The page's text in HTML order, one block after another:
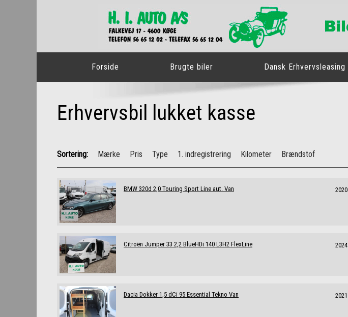
Forside Brugte biler Dansk Erhvervsleasing
Erhvervsbil lukket kasse
Mærke Pris Type 1. indregistrering Kilometer Brændstof
BMW 320d 2,0 Touring Sport Line aut. Van 2020
Citroën Jumper 33 2,2 BlueHDi 140 L3H2 FlexLine 2024
Dacia Dokker 1,5 dCi 95 Essential Tekno Van 2021